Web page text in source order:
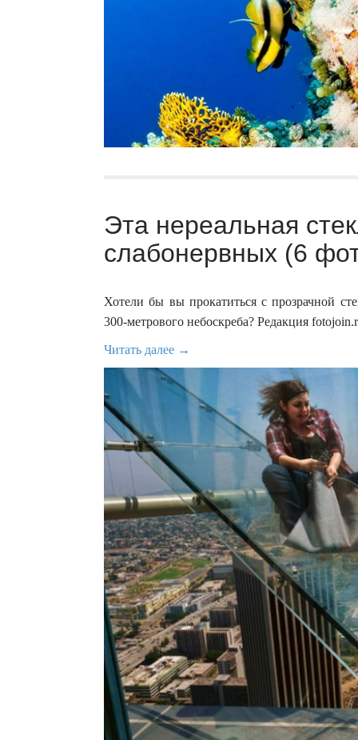
Эта нереальная
слабонервных (6
Хотели бы вы прокатиться с прозрачной
300-метрового небоскреба? Редакция
Читать далее →